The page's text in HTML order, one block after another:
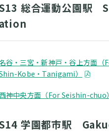
総合運動公園駅
谷・三宮・新神戸・谷上方面
Kobe・Tanigami）
神中央方面（For Seishin-chuo）
学園都市駅